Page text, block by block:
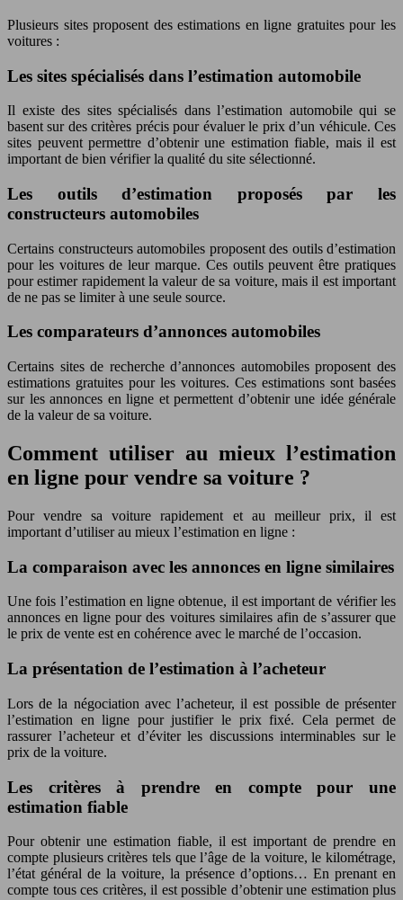
Plusieurs sites proposent des estimations en ligne gratuites pour les
voitures :
Les sites spécialisés dans l’estimation automobile
Il existe des sites spécialisés dans l’estimation automobile qui se
basent sur des critères précis pour évaluer le prix d’un véhicule. Ces
sites peuvent permettre d’obtenir une estimation fiable, mais il est
important de bien vérifier la qualité du site sélectionné.
Les outils d’estimation proposés par les
constructeurs automobiles
Certains constructeurs automobiles proposent des outils d’estimation
pour les voitures de leur marque. Ces outils peuvent être pratiques
pour estimer rapidement la valeur de sa voiture, mais il est important
de ne pas se limiter à une seule source.
Les comparateurs d’annonces automobiles
Certains sites de recherche d’annonces automobiles proposent des
estimations gratuites pour les voitures. Ces estimations sont basées
sur les annonces en ligne et permettent d’obtenir une idée générale
de la valeur de sa voiture.
Comment utiliser au mieux l’estimation
en ligne pour vendre sa voiture ?
Pour vendre sa voiture rapidement et au meilleur prix, il est
important d’utiliser au mieux l’estimation en ligne :
La comparaison avec les annonces en ligne similaires
Une fois l’estimation en ligne obtenue, il est important de vérifier les
annonces en ligne pour des voitures similaires afin de s’assurer que
le prix de vente est en cohérence avec le marché de l’occasion.
La présentation de l’estimation à l’acheteur
Lors de la négociation avec l’acheteur, il est possible de présenter
l’estimation en ligne pour justifier le prix fixé. Cela permet de
rassurer l’acheteur et d’éviter les discussions interminables sur le
prix de la voiture.
Les critères à prendre en compte pour une
estimation fiable
Pour obtenir une estimation fiable, il est important de prendre en
compte plusieurs critères tels que l’âge de la voiture, le kilométrage,
l’état général de la voiture, la présence d’options… En prenant en
compte tous ces critères, il est possible d’obtenir une estimation plus